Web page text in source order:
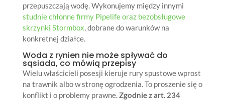
przepuszczają wodę. Wykonujemy między innymi
studnie chłonne firmy Pipelife oraz bezobsługowe
skrzynki Stormbox , dobrane do warunków na
konkretnej działce.
Woda z rynien nie może spływać do
sąsiada, co mówią przepisy
Wielu właścicieli posesji kieruje rury spustowe wprost
na trawnik albo w stronę ogrodzenia. To proszenie się o
konflikt i o problemy prawne. Zgodnie z art. 234